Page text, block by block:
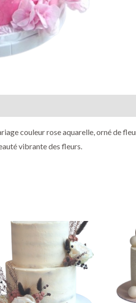
couleur rose aquarelle, orné de
vibrante des fleurs.
Plage
prix :
211,00 €
664,65 €